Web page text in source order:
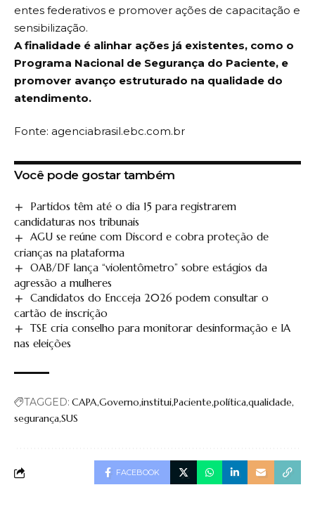
entes federativos e promover ações de capacitação e
sensibilização.
A finalidade é alinhar ações já existentes, como o
Programa Nacional de Segurança do Paciente, e
promover avanço estruturado na qualidade do
atendimento.
Fonte: agenciabrasil.ebc.com.br
Você pode gostar também
Partidos têm até o dia 15 para registrarem
candidaturas nos tribunais
AGU se reúne com Discord e cobra proteção de
crianças na plataforma
OAB/DF lança “violentômetro” sobre estágios da
agressão a mulheres
Candidatos do Encceja 2026 podem consultar o
cartão de inscrição
TSE cria conselho para monitorar desinformação e IA
nas eleições
TAGGED: CAPAGoverno instituiPacientepolíticaqualidade
segurançaSUS
FACEBOOK